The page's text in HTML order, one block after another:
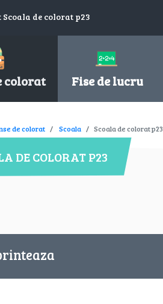
Scoala de colorat p23
colorat Fise de lucru
de colorat Scoala Scoala de colorat p23
DE COLORAT P23